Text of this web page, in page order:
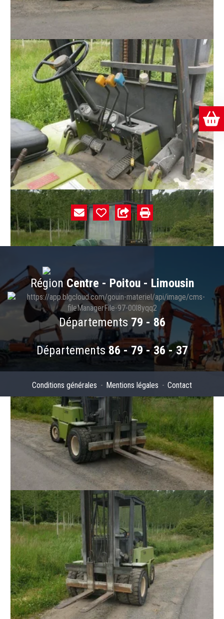
Caractéristiques
Référence
E000894
Année
1990
Énergie
Gaz
Hauteur de levée
4","6 m
Capacité de levage
5" "000"," kg
Heures
4" "379"," h
Type de mât
Duplex
État
Bon état
Numéro de parc
C309
Hauteur de mât abaissé
3" "000"," mm
Nombre de roues
4
Région Centre - Poitou - Limousin
Départements 79 - 86
Départements86 - 79 - 36 - 37
Conditions générales Mentions légales Contact